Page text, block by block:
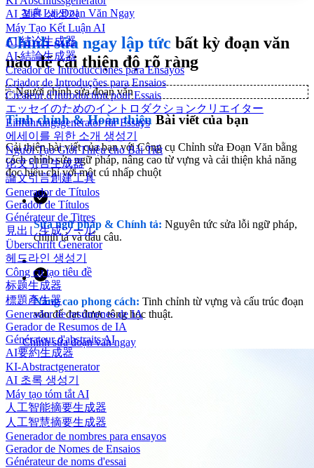
AI 결론 생성기
Máy Tạo Kết Luận AI
AI 结论生成器
AI 結論生成器
Creador de Introducciones para Ensayos
Criador de Introduções para Ensaios
Créateur d'Introduction pour Essais
エッセイのためのイントロダクションクリエイター
Einführungsgenerator für Essays
에세이를 위한 소개 생성기
Người Tạo Giới Thiệu cho Bài Tiết
论文引言生成器
論文引言創建工具
Generador de Títulos
Gerador de Títulos
Générateur de Titres
見出し生成ツール
Überschrift Generator
헤드라인 생성기
Công cụ tạo tiêu đề
标题生成器
標題產生器
Generador de resúmenes de IA
Gerador de Resumos de IA
Générateur d'abstraits AI
AI要約生成器
KI-Abstractgenerator
AI 초록 생성기
Máy tạo tóm tắt AI
人工智能摘要生成器
人工智慧摘要生成器
Generador de nombres para ensayos
Gerador de Nomes de Ensaios
Générateur de noms d'essai
Viết Lại Đoạn Văn Ngay
Chỉnh sửa ngay lập tức bất kỳ đoạn văn
nào để cải thiện độ rõ ràng
✨Người chỉnh sửa đoạn văn
Tinh chỉnh & Hoàn thiện Bài viết của bạn
Cải thiện bài viết của bạn với Công cụ Chỉnh sửa Đoạn Văn bằng
cách chỉnh sửa ngữ pháp, nâng cao từ vựng và cải thiện khả năng
đọc hiểu chỉ với một cú nhấp chuột
Sửa ngữ pháp & Chính tả: Nguyên tức sửa lỗi ngữ pháp,
chính tả và dấu câu.
Nâng cao phong cách: Tinh chỉnh từ vựng và cấu trúc đoạn
văn để đạt được tông học thuật.
Chỉnh sửa đoạn văn ngay